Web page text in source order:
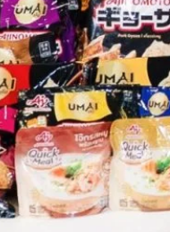
Watch